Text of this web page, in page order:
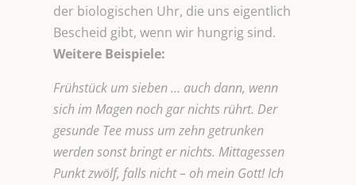
der biologischen Uhr, die uns eigentlich
Bescheid gibt, wenn wir hungrig sind.
Weitere Beispiele:
Frühstück um sieben … auch dann, wenn
sich im Magen noch gar nichts rührt. Der
gesunde Tee muss um zehn getrunken
werden sonst bringt er nichts. Mittagessen
Punkt zwölf, falls nicht – oh mein Gott! Ich